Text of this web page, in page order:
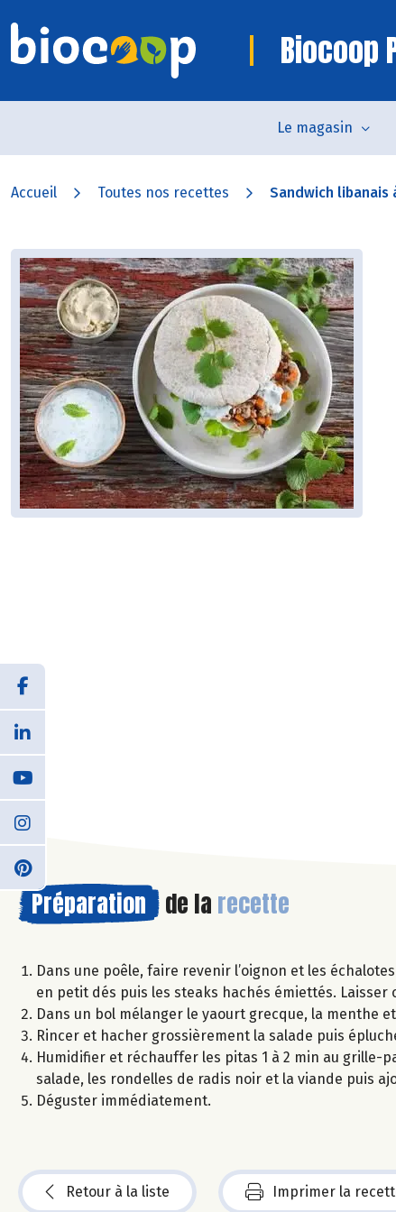
Biocoop
Le magasin
Accueil Toutes nos recettes Sandwich libanais
Préparation de la recette
Dans une poêle, faire revenir l’oignon et les
en petit dés puis les steaks hachés émiettés. Laisser
Dans un bol mélanger le yaourt grecque, la menthe
Rincer et hacher grossièrement la salade puis
Humidifier et réchauffer les pitas 1 à 2 min au grille-
salade, les rondelles de radis noir et la viande puis
Déguster immédiatement.
Retour à la liste Imprimer la